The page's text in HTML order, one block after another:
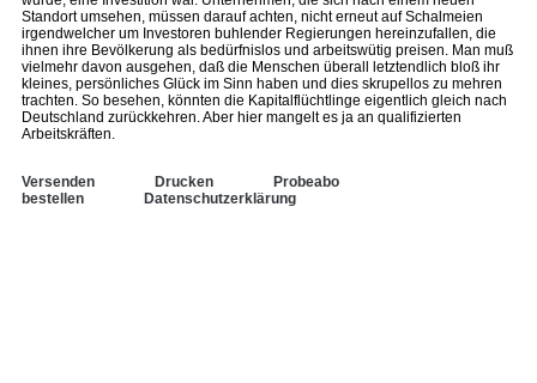
Standort umsehen, müssen darauf achten, nicht erneut auf Schalmeien
irgendwelcher um Investoren buhlender Regierungen hereinzufallen, die
ihnen ihre Bevölkerung als bedürfnislos und arbeitswütig preisen. Man muß
vielmehr davon ausgehen, daß die Menschen überall letztendlich bloß ihr
kleines, persönliches Glück im Sinn haben und dies skrupellos zu mehren
trachten. So besehen, könnten die Kapitalflüchtlinge eigentlich gleich nach
Deutschland zurückkehren. Aber hier mangelt es ja an qualifizierten
Arbeitskräften.
Versenden Drucken
Probeabo
bestellen
Datenschutzerklärung